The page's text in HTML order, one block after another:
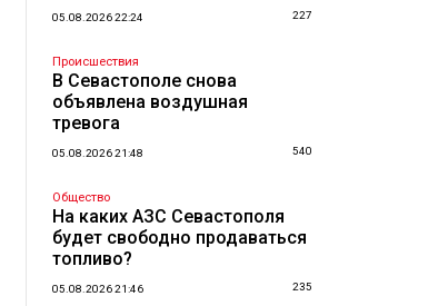
05.08.2026 22:24 227
Происшествия
В Севастополе снова
объявлена воздушная
тревога
05.08.2026 21:48 540
Общество
На каких АЗС Севастополя
будет свободно продаваться
топливо?
05.08.2026 21:46 235